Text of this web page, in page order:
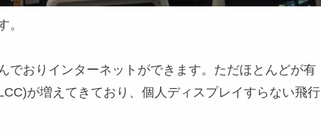
。
でおりインターネットができます。ただほとんどが有
が増えてきており、個人ディスプレイすらない飛行